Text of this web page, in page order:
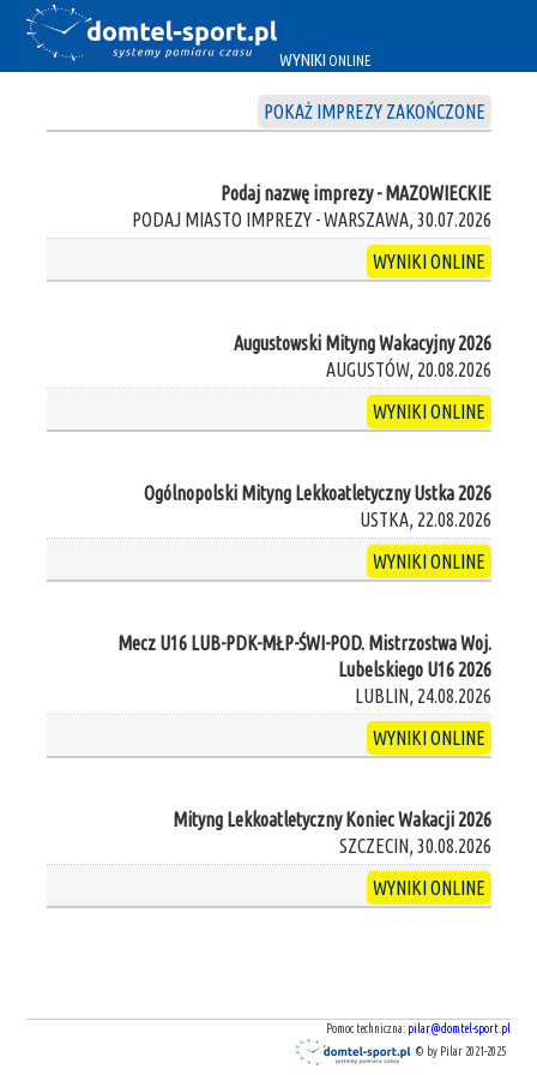
WYNIKI ONLINE
POKAŻ IMPREZY ZAKOŃCZONE
Podaj nazwę imprezy - MAZOWIECKIE
PODAJ MIASTO IMPREZY - WARSZAWA, 30.07.2026
WYNIKI ONLINE
Augustowski Mityng Wakacyjny 2026
AUGUSTÓW, 20.08.2026
WYNIKI ONLINE
Ogólnopolski Mityng Lekkoatletyczny Ustka 2026
USTKA, 22.08.2026
WYNIKI ONLINE
Mecz U16 LUB-PDK-MŁP-ŚWI-POD. Mistrzostwa Woj.
Lubelskiego U16 2026
LUBLIN, 24.08.2026
WYNIKI ONLINE
Mityng Lekkoatletyczny Koniec Wakacji 2026
SZCZECIN, 30.08.2026
WYNIKI ONLINE
Pomoc techniczna: pilar@domtel-sport.pl
© by Pilar 2021-2025